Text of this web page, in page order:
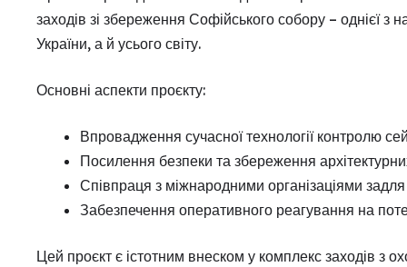
заходів зі збереження Софійського собору – однієї з
України, а й усього світу.
Основні аспекти проєкту:
Впровадження сучасної технології контролю
Посилення безпеки та збереження
Співпраця з міжнародними організаціями
Забезпечення оперативного реагування на
Цей проєкт є істотним внеском у комплекс заходів з